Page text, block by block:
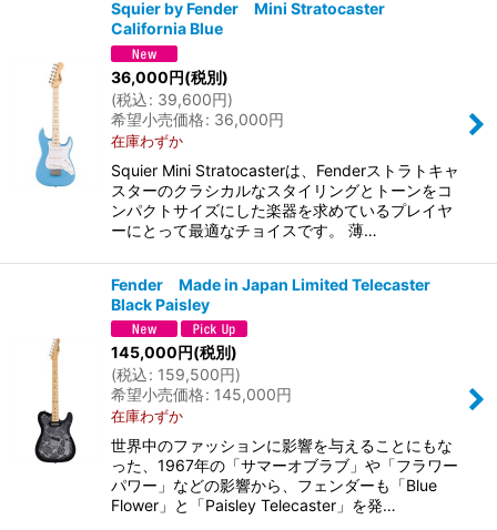
Squier by Fender Mini Stratocaster
California Blue
36,000円(税別)
(税込: 39,600円)
希望小売価格: 36,000円
在庫わずか
Squier Mini Stratocasterは、Fenderストラトキャ
スターのクラシカルなスタイリングとトーンをコ
ンパクトサイズにした楽器を求めているプレイヤ
ーにとって最適なチョイスです。 薄…
Fender Made in Japan Limited Telecaster
Black Paisley
145,000円(税別)
(税込: 159,500円)
希望小売価格: 145,000円
在庫わずか
世界中のファッションに影響を与えることにもな
った、1967年の「サマーオブラブ」や「フラワー
パワー」などの影響から、フェンダーも「Blue
Flower」と「Paisley Telecaster」を発…